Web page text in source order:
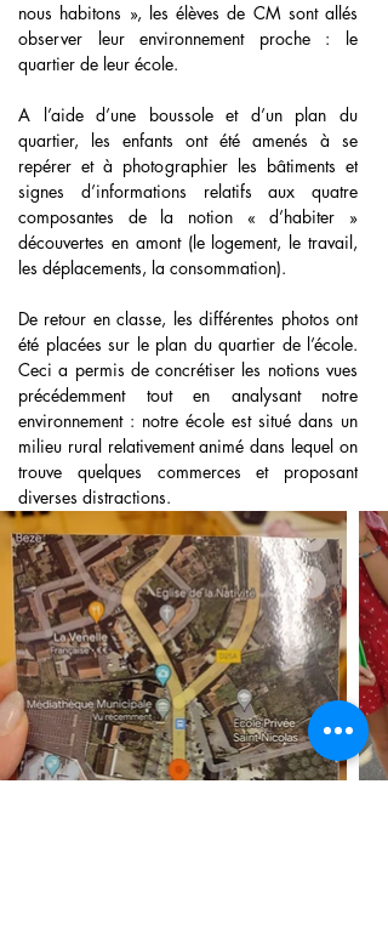
nous habitons », les élèves de CM sont allés
observer leur environnement proche : le
quartier de leur école.
A l’aide d’une boussole et d’un plan du
quartier, les enfants ont été amenés à se
repérer et à photographier les bâtiments et
signes d’informations relatifs aux quatre
composantes de la notion « d’habiter »
découvertes en amont (le logement, le travail,
les déplacements, la consommation).
De retour en classe, les différentes photos ont
été placées sur le plan du quartier de l’école.
Ceci a permis de concrétiser les notions vues
précédemment tout en analysant notre
environnement : notre école est situé dans un
milieu rural relativement animé dans lequel on
trouve quelques commerces et proposant
diverses distractions.